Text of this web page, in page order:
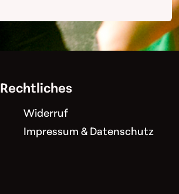
Rechtliches
Widerruf
Impressum & Datenschutz